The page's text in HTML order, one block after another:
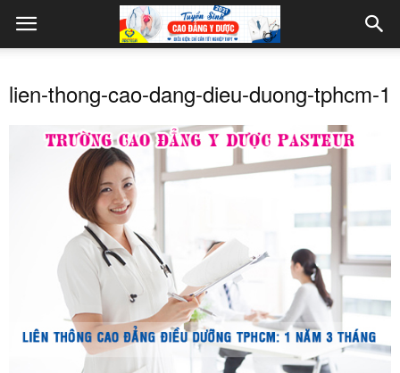
lien-thong-cao-dang-dieu-duong-tphcm-1